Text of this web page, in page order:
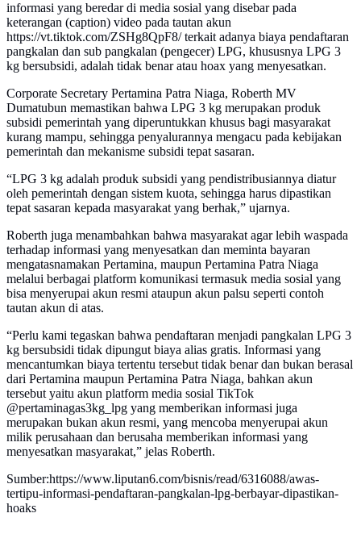
informasi yang beredar di media sosial yang disebar pada
keterangan (caption) video pada tautan akun
https://vt.tiktok.com/ZSHg8QpF8/ terkait adanya biaya pendaftaran
pangkalan dan sub pangkalan (pengecer) LPG, khususnya LPG 3
kg bersubsidi, adalah tidak benar atau hoax yang menyesatkan.
Corporate Secretary Pertamina Patra Niaga, Roberth MV
Dumatubun memastikan bahwa LPG 3 kg merupakan produk
subsidi pemerintah yang diperuntukkan khusus bagi masyarakat
kurang mampu, sehingga penyalurannya mengacu pada kebijakan
pemerintah dan mekanisme subsidi tepat sasaran.
“LPG 3 kg adalah produk subsidi yang pendistribusiannya diatur
oleh pemerintah dengan sistem kuota, sehingga harus dipastikan
tepat sasaran kepada masyarakat yang berhak,” ujarnya.
Roberth juga menambahkan bahwa masyarakat agar lebih waspada
terhadap informasi yang menyesatkan dan meminta bayaran
mengatasnamakan Pertamina, maupun Pertamina Patra Niaga
melalui berbagai platform komunikasi termasuk media sosial yang
bisa menyerupai akun resmi ataupun akun palsu seperti contoh
tautan akun di atas.
“Perlu kami tegaskan bahwa pendaftaran menjadi pangkalan LPG 3
kg bersubsidi tidak dipungut biaya alias gratis. Informasi yang
mencantumkan biaya tertentu tersebut tidak benar dan bukan berasal
dari Pertamina maupun Pertamina Patra Niaga, bahkan akun
tersebut yaitu akun platform media sosial TikTok
@pertaminagas3kg_lpg yang memberikan informasi juga
merupakan bukan akun resmi, yang mencoba menyerupai akun
milik perusahaan dan berusaha memberikan informasi yang
menyesatkan masyarakat,” jelas Roberth.
Sumber:https://www.liputan6.com/bisnis/read/6316088/awas-
tertipu-informasi-pendaftaran-pangkalan-lpg-berbayar-dipastikan-
hoaks